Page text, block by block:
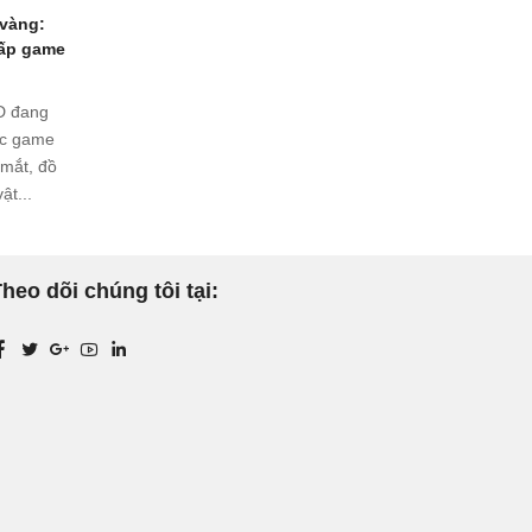
game
đang
game
đồ
dõi chúng tôi tại: